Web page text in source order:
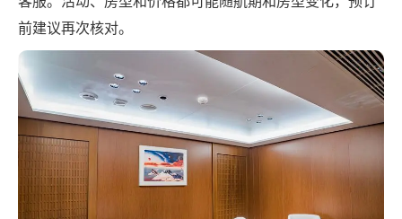
前建议再次核对。